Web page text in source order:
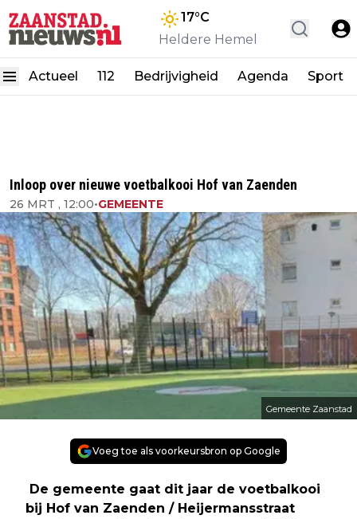
17°C
Heldere Hemel
Actueel 112 Bedrijvigheid Agenda Sport
Inloop over nieuwe voetbalkooi Hof van Zaenden
26 MRT , 12:00•GEMEENTE
Gemeente Zaanstad
Voeg toe als voorkeursbron op Google
De gemeente gaat dit jaar de voetbalkooi
bij Hof van Zaenden / Heijermansstraat